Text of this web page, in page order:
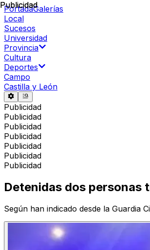
PortadaGalerías
Local
Sucesos
Universidad
Provincia
Cultura
Deportes
Campo
Castilla y León
Publicidad
Publicidad
Publicidad
Publicidad
Publicidad
Publicidad
Publicidad
Publicidad
Detenidas dos personas
Según han indicado desde la Guardia
Publicidad